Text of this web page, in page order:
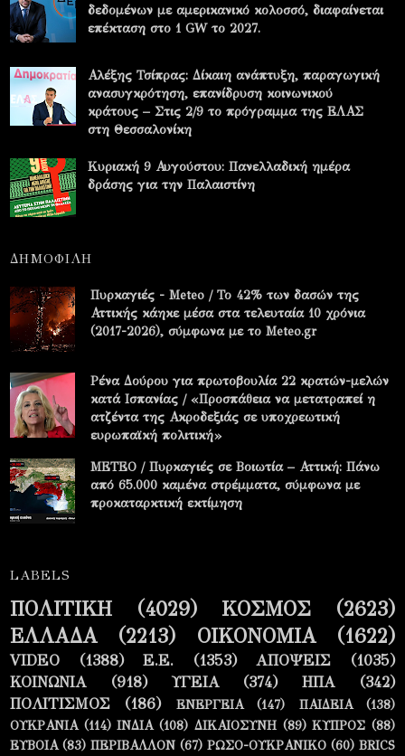
δεδομένων με αμερικανικό κολοσσό, διαφαίνεται
επέκταση στο 1 GW το 2027.
Αλέξης Τσίπρας: Δίκαιη ανάπτυξη, παραγωγική
ανασυγκρότηση, επανίδρυση κοινωνικού
κράτους – Στις 2/9 το πρόγραμμα της ΕΛΑΣ
στη Θεσσαλονίκη
Κυριακή 9 Αυγούστου: Πανελλαδική ημέρα
δράσης για την Παλαιστίνη
ΔΗΜΟΦΙΛΗ
Πυρκαγιές - Meteo / Το 42% των δασών της
Αττικής κάηκε μέσα στα τελευταία 10 χρόνια
(2017-2026), σύμφωνα με το Meteo.gr
Ρένα Δούρου για πρωτοβουλία 22 κρατών-μελών
κατά Ισπανίας / «Προσπάθεια να μετατραπεί η
ατζέντα της Ακροδεξιάς σε υποχρεωτική
ευρωπαϊκή πολιτική»
METEO / Πυρκαγιές σε Βοιωτία – Αττική: Πάνω
από 65.000 καμένα στρέμματα, σύμφωνα με
προκαταρκτική εκτίμηση
LABELS
ΠΟΛΙΤΙΚΗ (4029) ΚΟΣΜΟΣ
(2623)
ΕΛΛΑΔΑ
(2213) ΟΙΚΟΝΟΜΙΑ (1622)
VIDEO (1388) Ε.Ε. (1353) ΑΠΟΨΕΙΣ
(1035)
ΚΟΙΝΩΝΙΑ
(918) ΥΓΕΙΑ (374) ΗΠΑ
(342)
ΠΟΛΙΤΙΣΜΟΣ
(186) ΕΝΕΡΓΕΙΑ (147) ΠΑΙΔΕΙΑ
(138)
ΟΥΚΡΑΝΙΑ (114) ΙΝΔΙΑ (108) ΔΙΚΑΙΟΣΥΝΗ (89) ΚΥΠΡΟΣ (88)
ΕΥΒΟΙΑ (83) ΠΕΡΙΒΑΛΛΟΝ (67) ΡΩΣΟ-ΟΥΚΡΑΝΙΚΟ (60) BRICS